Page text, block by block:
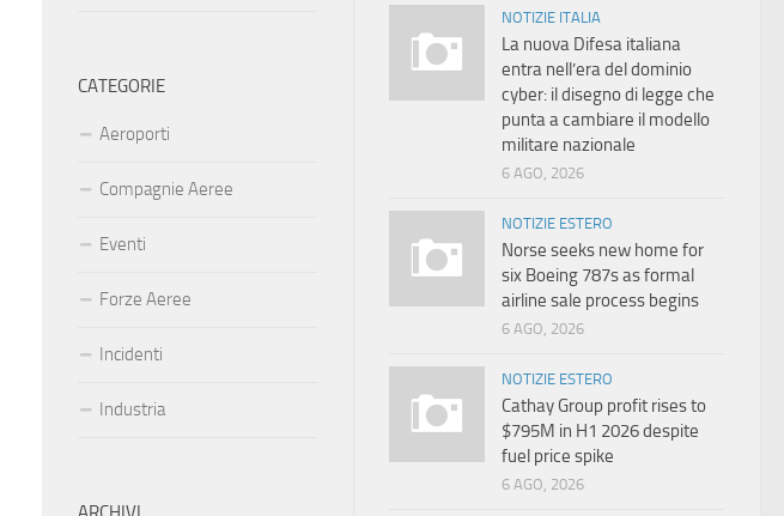
NOTIZIE ITALIA
La nuova Difesa italiana
entra nell’era del dominio
cyber: il disegno di legge che
punta a cambiare il modello
militare nazionale
6 AGO, 2026
NOTIZIE ESTERO
Norse seeks new home for
six Boeing 787s as formal
airline sale process begins
6 AGO, 2026
NOTIZIE ESTERO
Cathay Group profit rises to
$795M in H1 2026 despite
fuel price spike
6 AGO, 2026
CATEGORIE
Aeroporti
Compagnie Aeree
Eventi
Forze Aeree
Incidenti
Industria